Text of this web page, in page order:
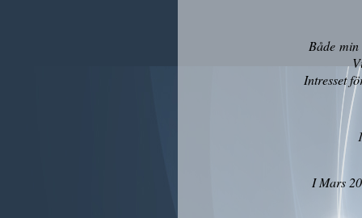
Både
Vi
Intresset
IMars